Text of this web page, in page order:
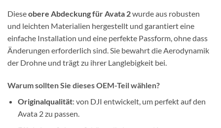
Dieseobere Abdeckung für Avata 2wurde aus robusten
und leichten Materialien hergestellt und garantiert eine
einfache Installation und eine perfekte Passform, ohne dass
Änderungen erforderlich sind. Sie bewahrt die Aerodynamik
der Drohne und trägt zu ihrer Langlebigkeit bei.
Warum sollten Sie dieses OEM-Teil wählen?
Originalqualität: von DJI entwickelt, um perfekt auf den
Avata 2 zu passen.